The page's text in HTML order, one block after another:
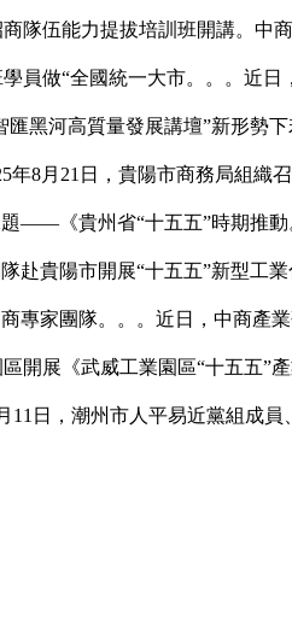
隊伍能力提拔培訓班開講。
員做“全國統一大市。。。近
黑河高質量發展講壇”新形勢
8月21日，貴陽市商務局組
——《貴州省“十五五”時期
赴貴陽市開展“十五五”新型
專家團隊。。。近日，中商
開展《武威工業園區“十五五
日，潮州市人平易近黨組成